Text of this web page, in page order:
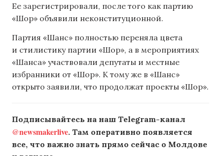
Ее зарегистрировали, после того как партию
«Шор» объявили неконституционной.
Партия «Шанс» полностью переняла цвета
и стилистику партии «Шор», а в мероприятиях
«Шанса» участвовали депутаты и местные
избранники от «Шор». К тому же в «Шанс»
открыто заявили, что продолжат проекты «Шор».
Подписывайтесь на наш Telegram-канал
@newsmakerlive. Там оперативно появляется
все, что важно знать прямо сейчас о Молдове